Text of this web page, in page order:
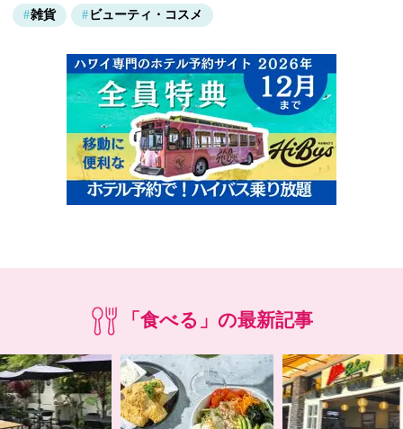
雑貨 ビューティ・コスメ
「食べる」の最新記事